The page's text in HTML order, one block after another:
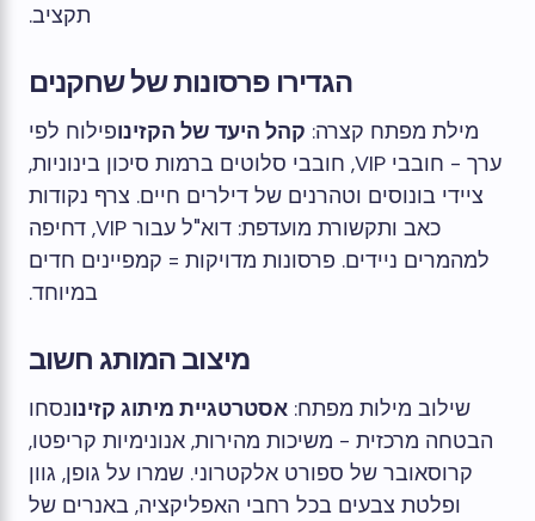
תקציב.
הגדירו פרסונות של שחקנים
מילת מפתח קצרה: קהל היעד של הקזינופילוח לפי
ערך - חובבי VIP, חובבי סלוטים ברמות סיכון בינוניות,
ציידי בונוסים וטהרנים של דילרים חיים. צרף נקודות
כאב ותקשורת מועדפת: דוא"ל עבור VIP, דחיפה
למהמרים ניידים. פרסונות מדויקות = קמפיינים חדים
במיוחד.
מיצוב המותג חשוב
שילוב מילות מפתח: אסטרטגיית מיתוג קזינונסחו
הבטחה מרכזית - משיכות מהירות, אנונימיות קריפטו,
קרוסאובר של ספורט אלקטרוני. שמרו על גופן, גוון
ופלטת צבעים בכל רחבי האפליקציה, באנרים של